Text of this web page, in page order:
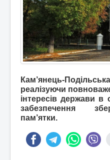
Кам’янець-
реалізуючи
інтересів держави в
забезпечення
пам’ятки.